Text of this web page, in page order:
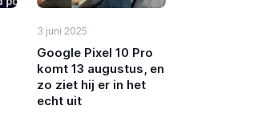
3 juni 2025
Google Pixel 10 Pro
komt 13 augustus, en
zo ziet hij er in het
echt uit